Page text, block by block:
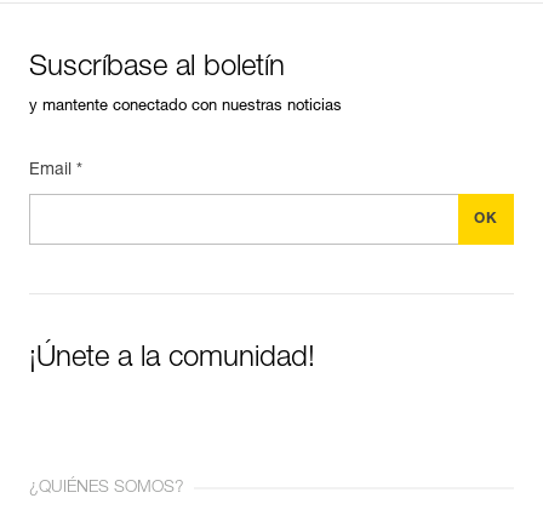
Suscríbase al boletín
y mantente conectado con nuestras noticias
Email *
¡Únete a la comunidad!
¿QUIÉNES SOMOS?